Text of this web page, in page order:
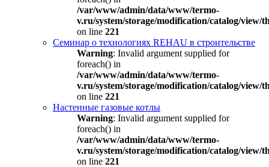
/var/www/admin/data/www/termo-
v.ru/system/storage/modification/catalog/view/
on line 221
Семинар о технологиях REHAU в строительстве
Warning: Invalid argument supplied for
foreach() in
/var/www/admin/data/www/termo-
v.ru/system/storage/modification/catalog/view/
on line 221
Настенные газовые котлы
Warning: Invalid argument supplied for
foreach() in
/var/www/admin/data/www/termo-
v.ru/system/storage/modification/catalog/view/
on line 221